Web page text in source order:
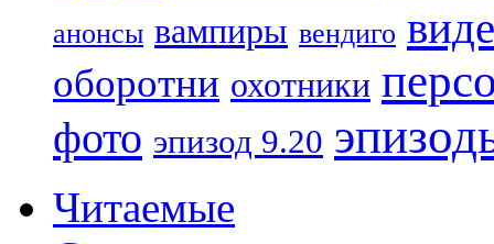
анонсы вампиры вендиго
оборотни охотники
фото эпизод 9.20
Читаемые